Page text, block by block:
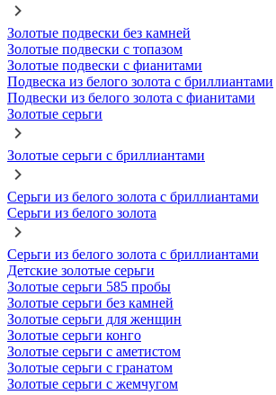
Золотые подвески без камней
Золотые подвески с топазом
Золотые подвески с фианитами
Подвеска из белого золота с бриллиантами
Подвески из белого золота с фианитами
Золотые серьги
Золотые серьги с бриллиантами
Серьги из белого золота с бриллиантами
Серьги из белого золота
Серьги из белого золота с бриллиантами
Детские золотые серьги
Золотые серьги 585 пробы
Золотые серьги без камней
Золотые серьги для женщин
Золотые серьги конго
Золотые серьги с аметистом
Золотые серьги с гранатом
Золотые серьги с жемчугом